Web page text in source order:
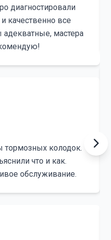
диагностировали
качественно все
мастера
тормозных колодок.
что и как.
обслуживание.